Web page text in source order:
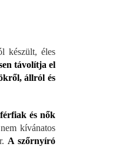
készült, éles
távolítja el
állról és
férfiak és nők
kívánatos
A szőrnyíró